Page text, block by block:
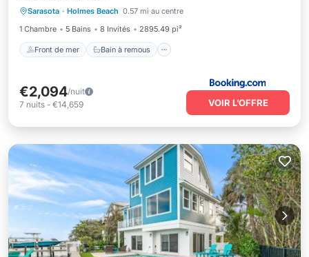
Sarasota · Holmes Beach 0.57 mi au centre
1 Chambre
5 Bains 8 Invités 2895.49 pi²
Front de mer Bain à remous
Piscine
€2,094/nuit
7 nuits - €14,659 VOIR L’OFFRE